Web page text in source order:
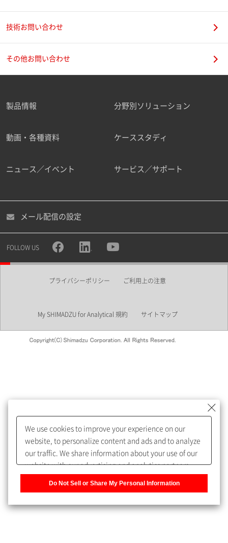
ご勤務先
職種
めします。
My SHIMADZU for Analyticalへ登録いただくと、技術情報や
取扱説明書・Webinarなどの閲覧ができます。
うになります。
技術お問い合わせ
その他お問い合わせ
製品情報 分野別ソリューション
動画・各種資料 ケーススタディ
ニュース／イベント サービス／サポート
メール配信の設定
FOLLOW US
プライバシーポリシー ご利用上の注意
My SHIMADZU for Analytical 規約 サイトマップ
We use cookies to improve your experience on our
website, to personalize content and ads and to analyze
our traffic. We share information about your use of our
website with our advertising and analytics partners,
Do Not Sell or Share My Personal Information